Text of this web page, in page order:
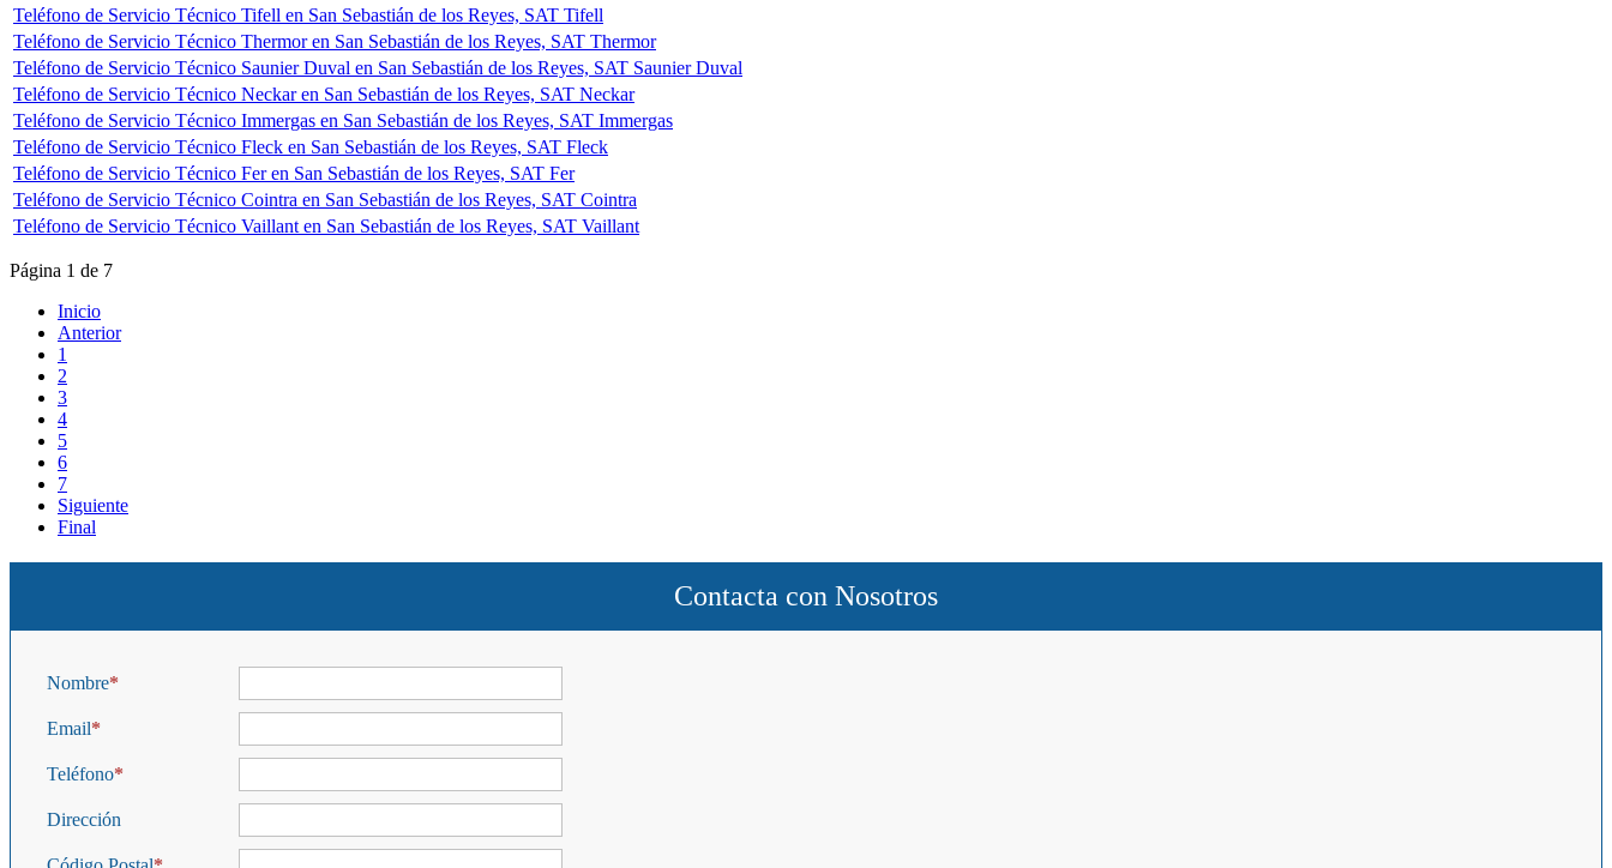
Teléfono de Servicio Técnico Tifell en San Sebastián de los Reyes, SAT Tifell
Teléfono de Servicio Técnico Thermor en San Sebastián de los Reyes, SAT Thermor
Teléfono de Servicio Técnico Saunier Duval en San Sebastián de los Reyes, SAT Saunier Duval
Teléfono de Servicio Técnico Neckar en San Sebastián de los Reyes, SAT Neckar
Teléfono de Servicio Técnico Immergas en San Sebastián de los Reyes, SAT Immergas
Teléfono de Servicio Técnico Fleck en San Sebastián de los Reyes, SAT Fleck
Teléfono de Servicio Técnico Fer en San Sebastián de los Reyes, SAT Fer
Teléfono de Servicio Técnico Cointra en San Sebastián de los Reyes, SAT Cointra
Teléfono de Servicio Técnico Vaillant en San Sebastián de los Reyes, SAT Vaillant
Página 1 de 7
Inicio
Anterior
1
2
3
4
5
6
7
Siguiente
Final
Contacta con Nosotros
Nombre
Email
Teléfono
Dirección